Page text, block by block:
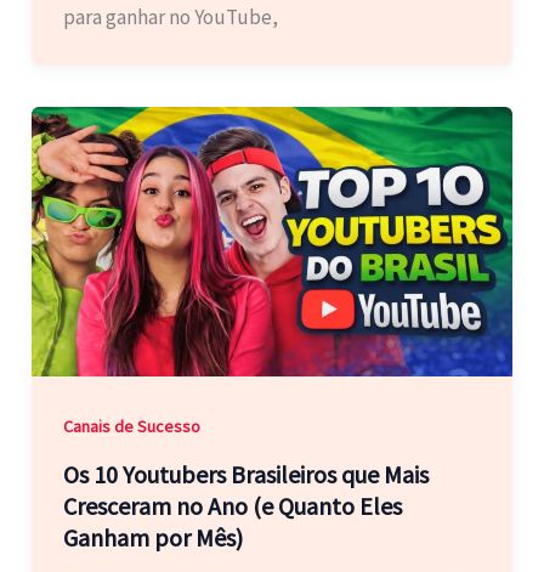
para ganhar no YouTube,
Canais de Sucesso
Os 10 Youtubers Brasileiros que Mais
Cresceram no Ano (e Quanto Eles
Ganham por Mês)